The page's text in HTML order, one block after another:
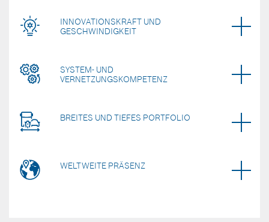
INNOVATIONSKRAFT UND
GESCHWINDIGKEIT
SYSTEM- UND
VERNETZUNGSKOMPETENZ
BREITES UND TIEFES PORTFOLIO
WELTWEITE PRÄSENZ